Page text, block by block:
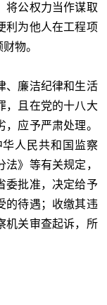
将公权力当作谋取
利为他人在工程项
物。
、廉洁纪律和生活
，且在党的十八大
应予严肃处理。
人民共和国监察
》等有关规定，
委批准，决定给予
的待遇；收缴其违
机关审查起诉，所